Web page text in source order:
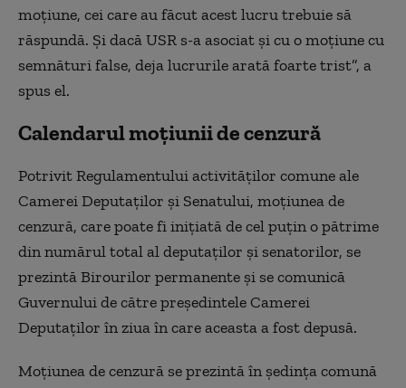
moţiune, cei care au făcut acest lucru trebuie să
răspundă. Şi dacă USR s-a asociat şi cu o moţiune cu
semnături false, deja lucrurile arată foarte trist”, a
spus el.
Calendarul moțiunii de cenzură
Potrivit Regulamentului activităţilor comune ale
Camerei Deputaţilor şi Senatului, moţiunea de
cenzură, care poate fi iniţiată de cel puţin o pătrime
din numărul total al deputaţilor şi senatorilor, se
prezintă Birourilor permanente şi se comunică
Guvernului de către preşedintele Camerei
Deputaţilor în ziua în care aceasta a fost depusă.
Moţiunea de cenzură se prezintă în şedinţa comună